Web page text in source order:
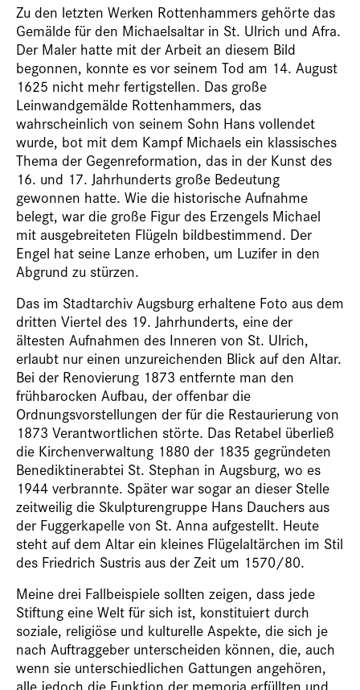
Zu den letzten Werken Rottenhammers gehörte das
Gemälde für den Michaelsaltar in St. Ulrich und Afra.
Der Maler hatte mit der Arbeit an diesem Bild
begonnen, konnte es vor seinem Tod am 14. August
1625 nicht mehr fertigstellen. Das große
Leinwandgemälde Rottenhammers, das
wahrscheinlich von seinem Sohn Hans vollendet
wurde, bot mit dem Kampf Michaels ein klassisches
Thema der Gegenreformation, das in der Kunst des
16. und 17. Jahrhunderts große Bedeutung
gewonnen hatte. Wie die historische Aufnahme
belegt, war die große Figur des Erzengels Michael
mit ausgebreiteten Flügeln bildbestimmend. Der
Engel hat seine Lanze erhoben, um Luzifer in den
Abgrund zu stürzen.
Das im Stadtarchiv Augsburg erhaltene Foto aus dem
dritten Viertel des 19. Jahrhunderts, eine der
ältesten Aufnahmen des Inneren von St. Ulrich,
erlaubt nur einen unzureichenden Blick auf den Altar.
Bei der Renovierung 1873 entfernte man den
frühbarocken Aufbau, der offenbar die
Ordnungsvorstellungen der für die Restaurierung von
1873 Verantwortlichen störte. Das Retabel überließ
die Kirchenverwaltung 1880 der 1835 gegründeten
Benediktinerabtei St. Stephan in Augsburg, wo es
1944 verbrannte. Später war sogar an dieser Stelle
zeitweilig die Skulpturengruppe Hans Dauchers aus
der Fuggerkapelle von St. Anna aufgestellt. Heute
steht auf dem Altar ein kleines Flügelaltärchen im Stil
des Friedrich Sustris aus der Zeit um 1570/80.
Meine drei Fallbeispiele sollten zeigen, dass jede
Stiftung eine Welt für sich ist, konstituiert durch
soziale, religiöse und kulturelle Aspekte, die sich je
nach Auftraggeber unterscheiden können, die, auch
wenn sie unterschiedlichen Gattungen angehören,
alle jedoch die Funktion der memoria erfüllten und